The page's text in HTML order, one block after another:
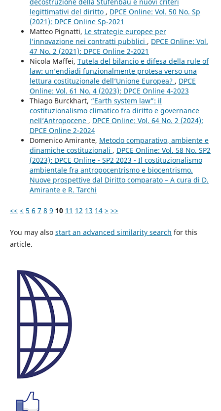
legittimativi del diritto , DPCE Online: Vol. 50 No. Sp
(2021): DPCE Online Sp-2021
Matteo Pignatti, Le strategie europee per
l’innovazione nei contratti pubblici , DPCE Online: Vol.
47 No. 2 (2021): DPCE Online 2-2021
Nicola Maffei, Tutela del bilancio e difesa della rule of
law: un’endiadi funzionalmente protesa verso una
lettura costituzionale dell’Unione Europea? , DPCE
Online: Vol. 61 No. 4 (2023): DPCE Online 4-2023
Thiago Burckhart, “Earth system law”: il
costituzionalismo climatico fra diritto e governance
nell’Antropocene , DPCE Online: Vol. 64 No. 2 (2024):
DPCE Online 2-2024
Domenico Amirante, Metodo comparativo, ambiente e
dinamiche costituzionali , DPCE Online: Vol. 58 No. SP2
(2023): DPCE Online - SP2 2023 - Il costituzionalismo
ambientale fra antropocentrismo e biocentrismo.
Nuove prospettive dal Diritto comparato – A cura di D.
Amirante e R. Tarchi
<< < 5 6 7 8 9 10 11 12 13 14 > >>
You may also start an advanced similarity search for this
article.